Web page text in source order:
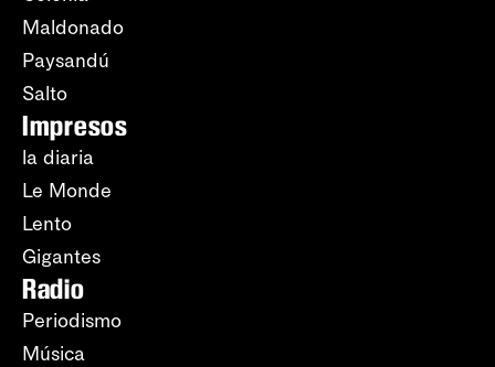
Maldonado
Paysandú
Salto
Impresos
la diaria
Le Monde
Lento
Gigantes
Radio
Periodismo
Música